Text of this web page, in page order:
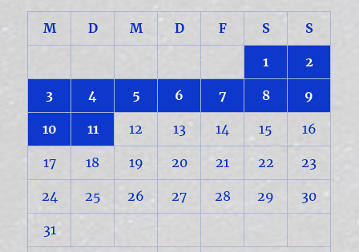
M D M D F S S
1 2
3 4 5 6 7 8 9
10 11 12 13 14 15 16
17 18 19 20 21 22 23
24 25 26 27 28 29 30
31